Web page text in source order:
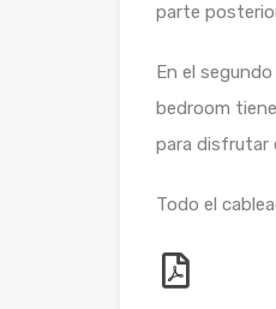
parte
En el
bedroom
para disfrutar
Todo el